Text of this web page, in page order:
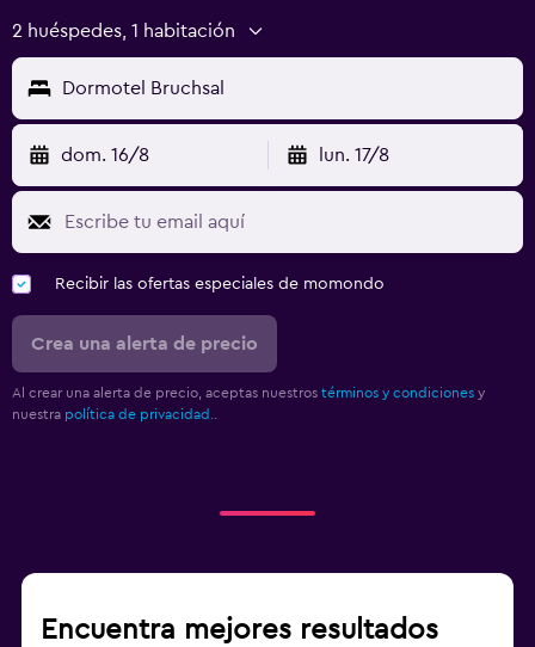
2 huéspedes, 1 habitación
Dormotel Bruchsal
dom. 16/8 lun. 17/8
Recibir las ofertas especiales de momondo
Crea una alerta de precio
Al crear una alerta de precio, aceptas nuestros términos y condiciones y
nuestra política de privacidad.
Encuentra mejores resultados